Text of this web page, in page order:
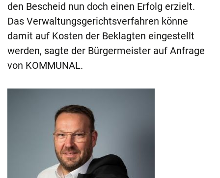
den Bescheid nun doch einen Erfolg erzielt.
Das Verwaltungsgerichtsverfahren könne
damit auf Kosten der Beklagten eingestellt
werden, sagte der Bürgermeister auf Anfrage
von KOMMUNAL.